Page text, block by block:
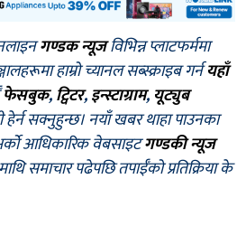
गण्डक न्यूजविभिन्न प्लाटफर्ममा
हाम्रो च्यानल सब्स्क्राइब गर्नयहाँ
फेसबुक,ट्विटर,इन्स्टाग्राम, यूट्युब
हेर्न सक्नुहुन्छ। नयाँ खबर थाहा पाउनका
आधिकारिक वेबसाइटगण्डकी न्यूज
समाचार पढेपछि तपाईँको प्रतिक्रिया के